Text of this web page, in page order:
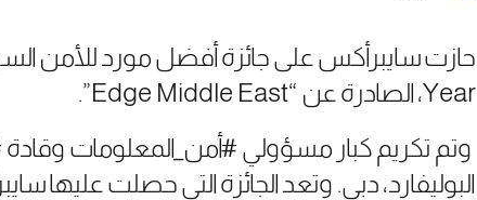
Year، الصادرة عن “Edge Middle East”.
وتم تكريم كبار مسؤولي #أمن_المعلومات وقادة
البوليفارد، دبي. وتعد الجائزة التي حصلت عليها